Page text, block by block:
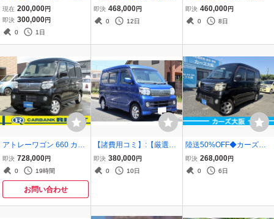
ターボ キーレス AC PW
現在 200,000円
即決 300,000円
0
1日
常滑発●コミコミ価格■落
札前電話必須! 平成25年
ダイハツ アトレーワゴン
即決 468,000円
0
12日
付総額46万円 ダイハツ ア
トレーワゴン カスタムタ
ーボ RS リミテッド ETC
即決 460,000円
0
8日
アトレーワゴン 660 カス
タムターボRS 4WD バッ
クカメラ ETC HID ワンセ
即決 728,000円
0
19時間
お問い合わせ
【諸費用コミ】:【厳選中
古車】関西/奈良県◇ 平成
27年 ダイハツ アトレーワ
ゴン カスタムターボ RS
即決 380,000円
0
10日
陸送50%OFF◆カーズ大
阪●車検2年付●17年アト
レーワゴン カスタムター
ボ R ●リモコンキー●3G3
即決 268,000円
0
6日